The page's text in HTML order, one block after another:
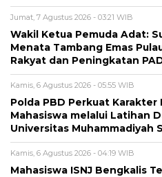
Jumat, 7 Agustus 2026 - 03:21 WIB
Wakil Ketua Pemuda Adat:
Menata Tambang Emas
Rakyat dan Peningkatan
Kamis, 6 Agustus 2026 - 05:55 WIB
Polda PBD Perkuat Karakter
Mahasiswa melalui Latihan
Universitas Muhammadiyah
Kamis, 6 Agustus 2026 - 04:19 WIB
Mahasiswa ISNJ Bengkalis